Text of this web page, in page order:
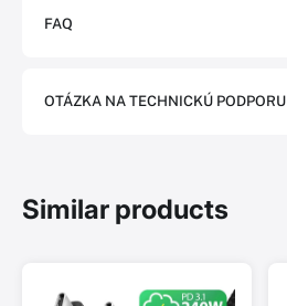
FAQ
OTÁZKA NA TECHNICKÚ PODPORU
Similar products